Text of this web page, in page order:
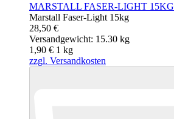
MARSTALL FASER-LIGHT 15KG
Marstall Faser-Light 15kg
28,50 €
Versandgewicht: 15.30 kg
1,90 € 1 kg
zzgl. Versandkosten